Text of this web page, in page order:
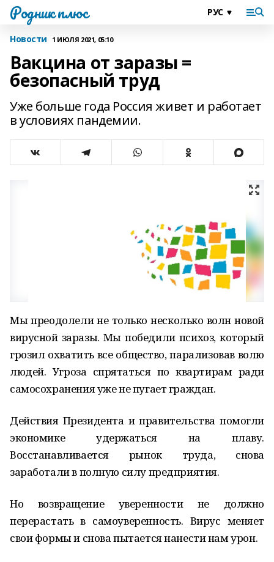
Родник плюс
Новости 1 ИЮЛЯ 2021, 05:10
Вакцина от заразы =
безопасный труд
Уже больше года Россия живет и работает
в условиях пандемии.
Мы преодолели не только несколько волн новой
вирусной заразы. Мы победили психоз, который
грозил охватить все общество, парализовав волю
людей. Угроза спрятаться по квартирам ради
самосохранения уже не пугает граждан.
Действия Президента и правительства помогли
экономике удержаться на плаву.
Восстанавливается рынок труда, снова
заработали в полную силу предприятия.
Но возвращение уверенности не должно
перерастать в самоуверенность. Вирус меняет
свои формы и снова пытается нанести нам урон.